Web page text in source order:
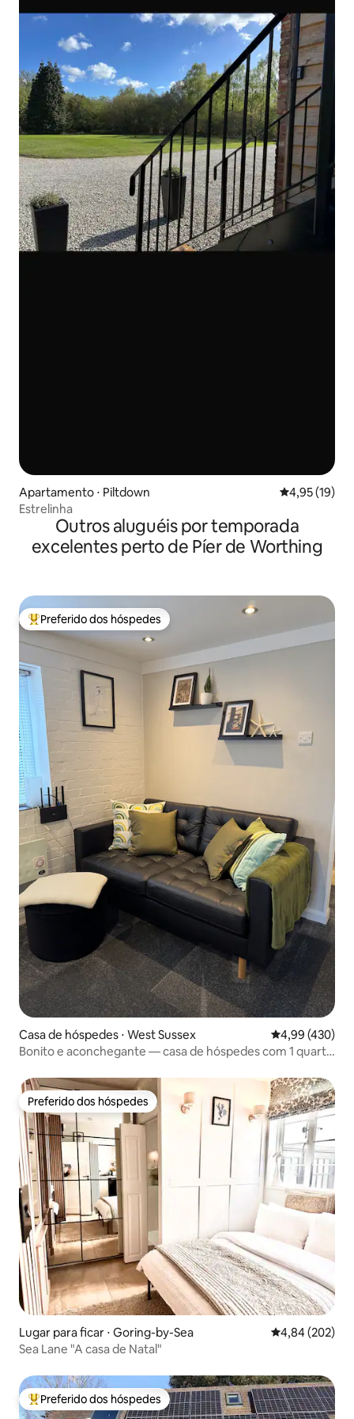
Apartamento ⋅ Piltdown 4,95 de uma
4,95 (19)
Estrelinha
Outros aluguéis por temporada
excelentes perto de Píer de Worthing
Entre os melhores preferidos dos hóspedes
Preferido dos hóspedes
Casa de hóspedes ⋅ West Sussex 4,99 de uma
4,99 (430)
Bonito e aconchegante — casa de hóspedes com 1 quarto
Preferido dos hóspedes
Preferido dos hóspedes
Lugar para ficar ⋅ Goring-by-Sea 4,84 de uma
4,84 (202)
Sea Lane "A casa de Natal"
Entre os melhores preferidos dos hóspedes
Preferido dos hóspedes